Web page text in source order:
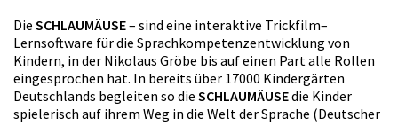
Die SCHLAUMÄUSE– sind eine interaktive Trickfilm–
Lernsoftware für die Sprachkompetenzentwicklung von
Kindern, in der Nikolaus Gröbe bis auf einen Part alle Rollen
eingesprochen hat. In bereits über 17000 Kindergärten
Deutschlands begleiten so die SCHLAUMÄUSEdie Kinder
spielerisch auf ihrem Weg in die Welt der Sprache (Deutscher